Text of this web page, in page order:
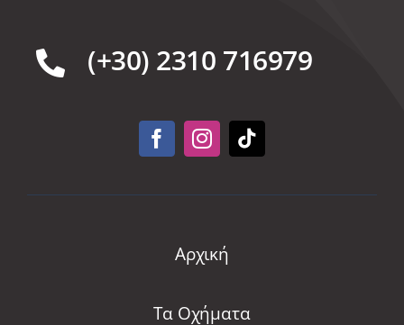
(+30) 2310 716979
Αρχική
Τα Οχήματα